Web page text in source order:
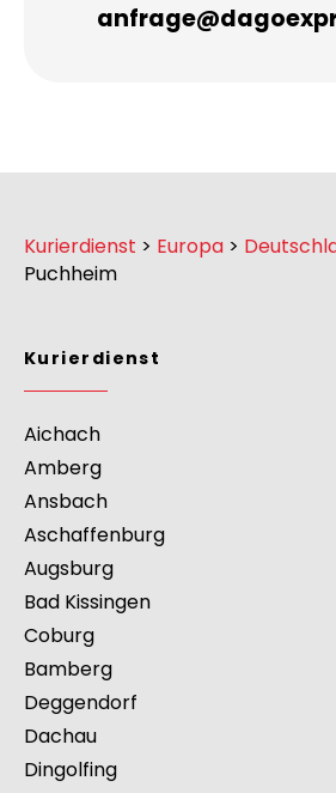
Kurierdienst>Europa
Kurierdienst
Aichach
Amberg
Ansbach
Aschaffenburg
Augsburg
Bad Kissingen
Coburg
Bamberg